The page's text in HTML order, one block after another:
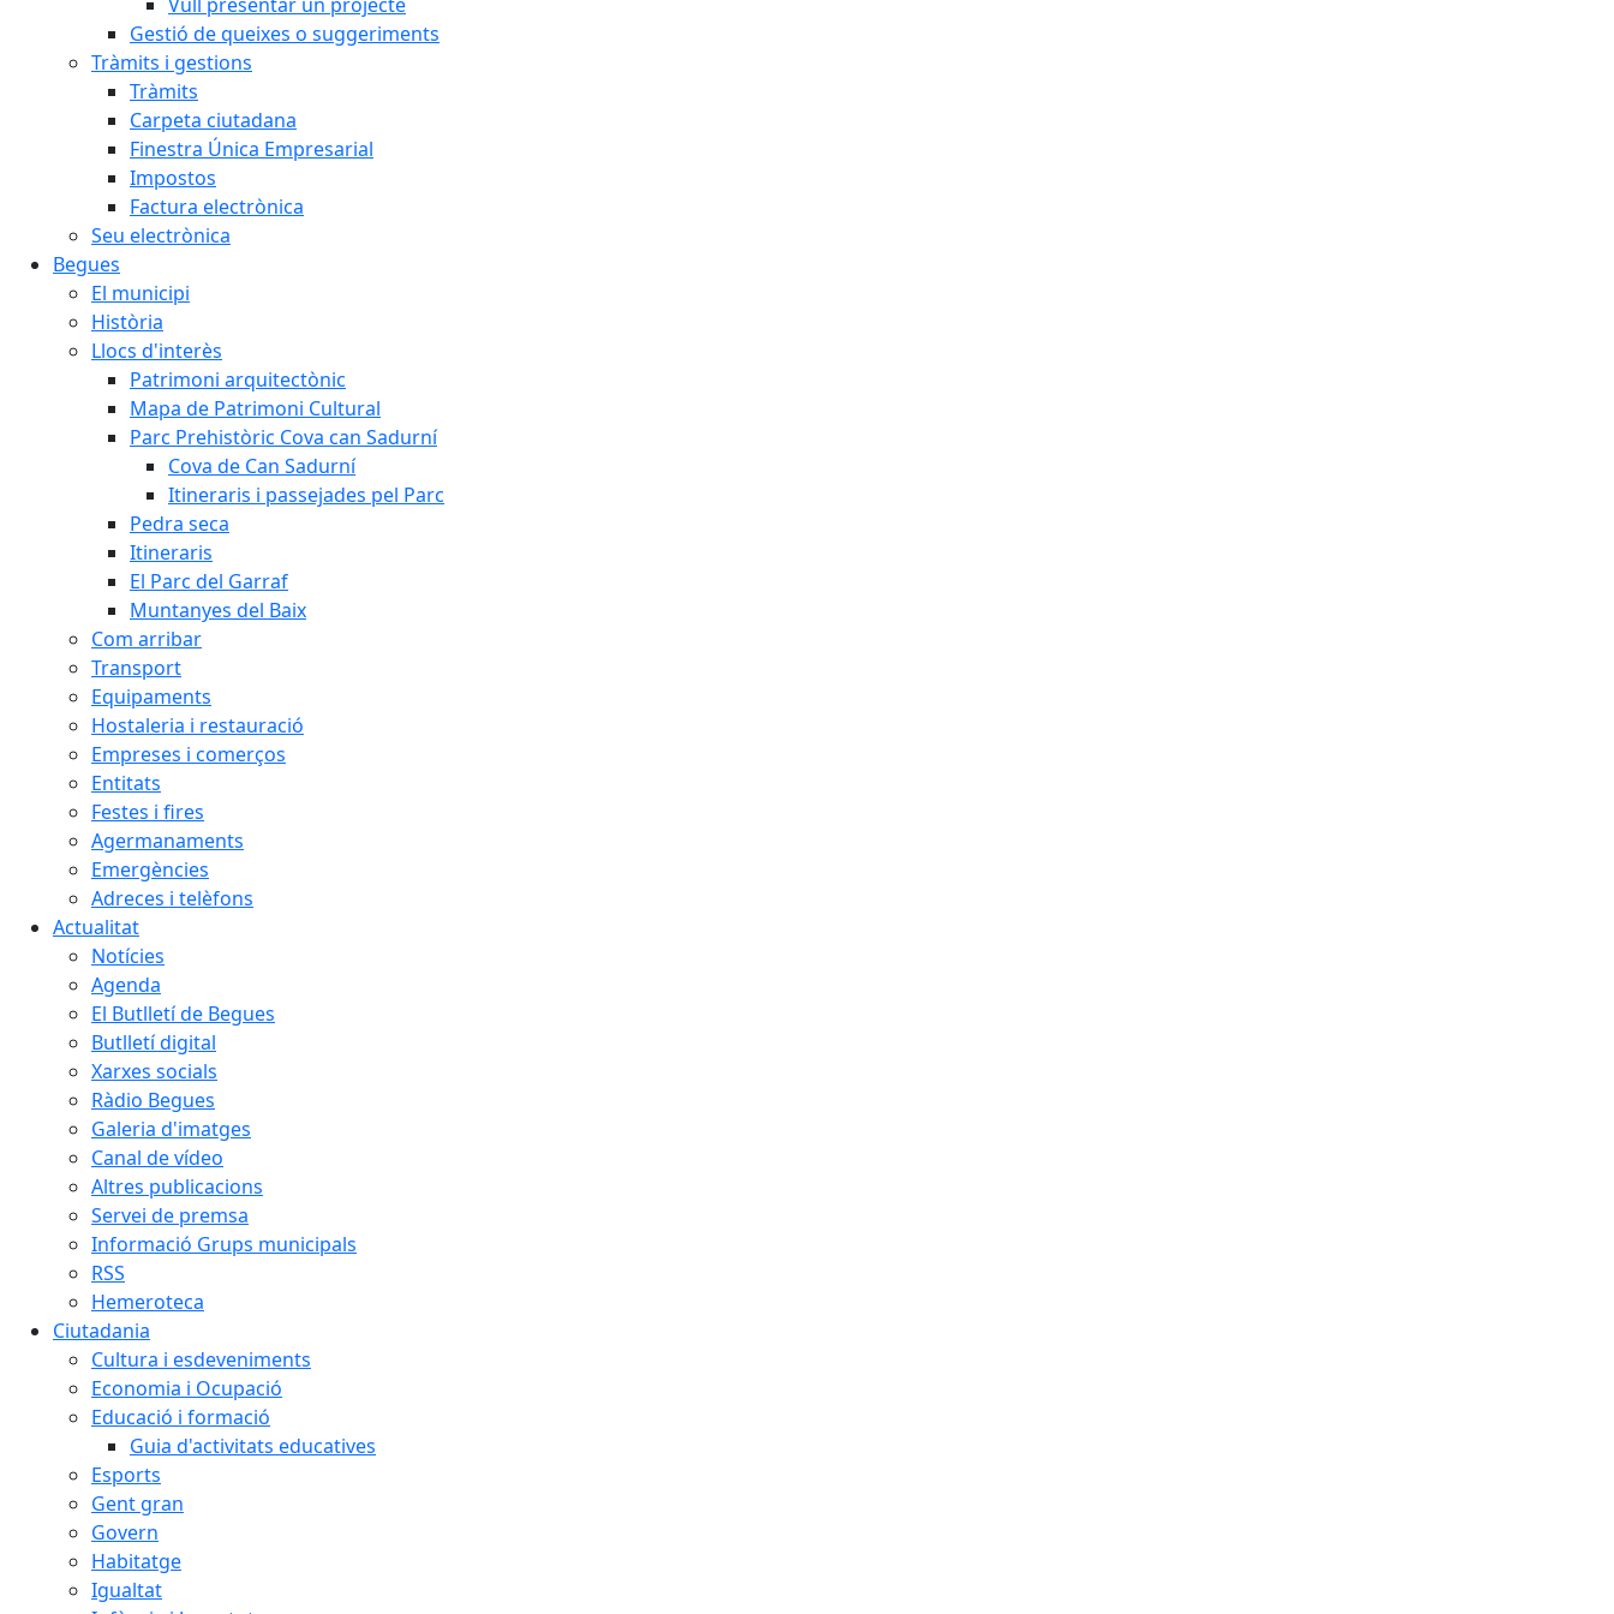
Gestió de queixes o suggeriments
Tràmits i gestions
Tràmits
Carpeta ciutadana
Finestra Única Empresarial
Impostos
Factura electrònica
Seu electrònica
Begues
El municipi
Història
Llocs d'interès
Patrimoni arquitectònic
Mapa de Patrimoni Cultural
Parc Prehistòric Cova can Sadurní
Cova de Can Sadurní
Itineraris i passejades pel Parc
Pedra seca
Itineraris
El Parc del Garraf
Muntanyes del Baix
Com arribar
Transport
Equipaments
Hostaleria i restauració
Empreses i comerços
Entitats
Festes i fires
Agermanaments
Emergències
Adreces i telèfons
Actualitat
Notícies
Agenda
El Butlletí de Begues
Butlletí digital
Xarxes socials
Ràdio Begues
Galeria d'imatges
Canal de vídeo
Altres publicacions
Servei de premsa
Informació Grups municipals
RSS
Hemeroteca
Ciutadania
Cultura i esdeveniments
Economia i Ocupació
Educació i formació
Guia d'activitats educatives
Esports
Gent gran
Govern
Habitatge
Igualtat